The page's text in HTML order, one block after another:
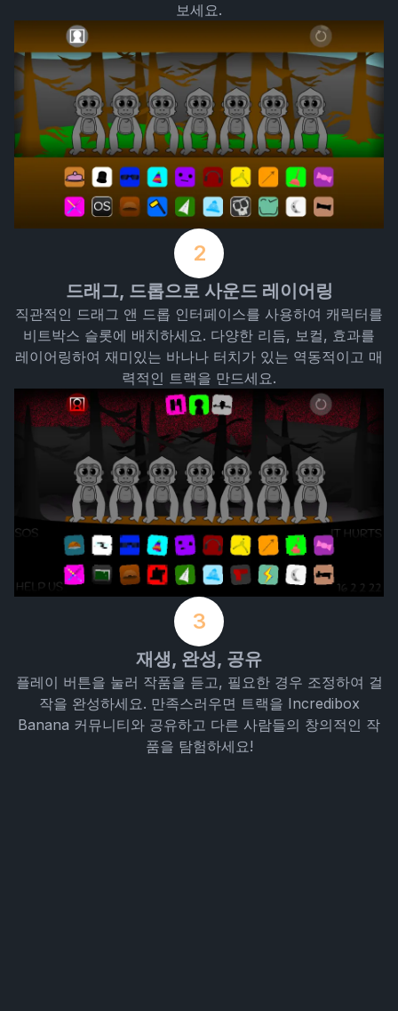
보세요.
2
드래그, 드롭으로 사운드 레이어링
직관적인 드래그 앤 드롭 인터페이스를 사용하여 캐릭터를
비트박스 슬롯에 배치하세요. 다양한 리듬, 보컬, 효과를
레이어링하여 재미있는 바나나 터치가 있는 역동적이고 매
력적인 트랙을 만드세요.
3
재생, 완성, 공유
플레이 버튼을 눌러 작품을 듣고, 필요한 경우 조정하여 걸
작을 완성하세요. 만족스러우면 트랙을 Incredibox
Banana 커뮤니티와 공유하고 다른 사람들의 창의적인 작
품을 탐험하세요!